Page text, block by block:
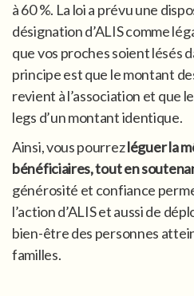
à 60 %. La loi a prévu une
désignation d’ALIS comme
que vos proches soient lésés
principe est que le montant
revient à l’association et que
legs d’un montant identique.
Ainsi, vous pourrezléguer la
bénéficiaires, tout en
générosité et confiance
l’action d’ALIS et aussi de
bien-être des personnes
familles.